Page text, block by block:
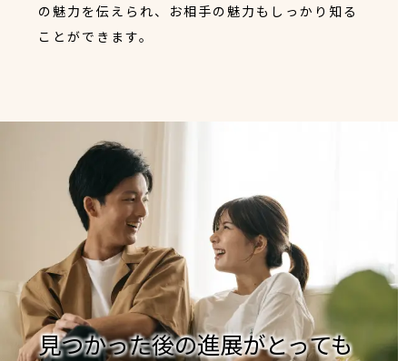
の魅力を伝えられ、お相手の魅力もしっかり知る
ことができます。
見つかった後の進展がとっても